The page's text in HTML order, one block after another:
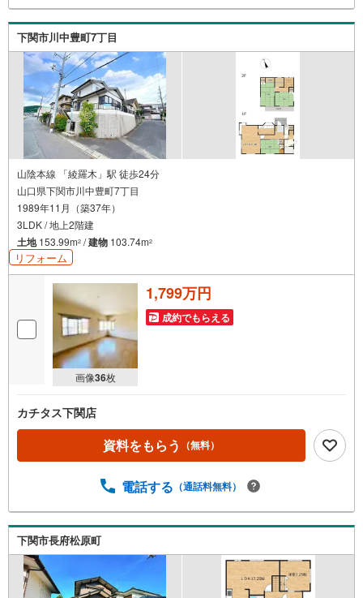
下関市川中豊町7丁目
山陰本線 「綾羅木」駅 徒歩24分
山口県下関市川中豊町7丁目
1989年11月（築37年）
3LDK / 地上2階建
土地153.99m2 /建物 103.74m2
リフォーム
画像36枚
1,799万円
成約でもらえる
カチタス下関店
資料をもらう （無料）
電話する （通話料無料）
下関市長府松原町